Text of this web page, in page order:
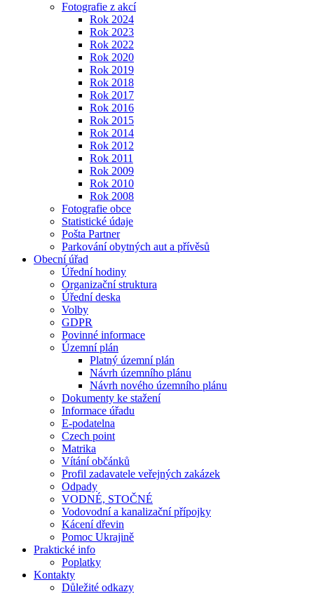
Fotografie z akcí
Rok 2024
Rok 2023
Rok 2022
Rok 2020
Rok 2019
Rok 2018
Rok 2017
Rok 2016
Rok 2015
Rok 2014
Rok 2012
Rok 2011
Rok 2009
Rok 2010
Rok 2008
Fotografie obce
Statistické údaje
Pošta Partner
Parkování obytných aut a přívěsů
Obecní úřad
Úřední hodiny
Organizační struktura
Úřední deska
Volby
GDPR
Povinné informace
Územní plán
Platný územní plán
Návrh územního plánu
Návrh nového územního plánu
Dokumenty ke stažení
Informace úřadu
E-podatelna
Czech point
Matrika
Vítání občánků
Profil zadavatele veřejných zakázek
Odpady
VODNÉ, STOČNÉ
Vodovodní a kanalizační přípojky
Kácení dřevin
Pomoc Ukrajině
Praktické info
Poplatky
Kontakty
Důležité odkazy